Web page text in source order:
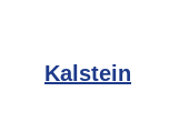
Kalstein